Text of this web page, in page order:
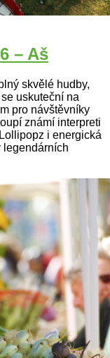
– Aš
skvělé hudby,
uskuteční na
pro návštěvníky
známí interpreti
i energická
legendárních